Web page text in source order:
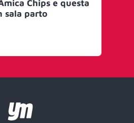
Chips e questa
sala parto